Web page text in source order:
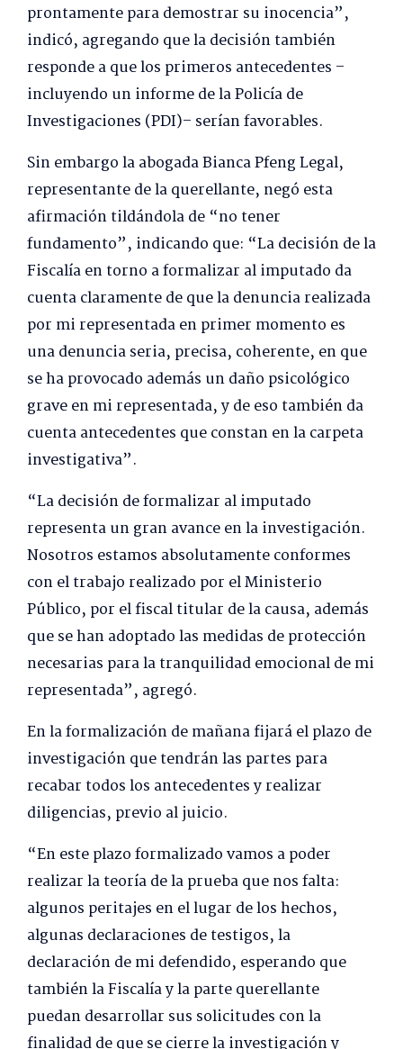
prontamente para demostrar su inocencia”,
indicó, agregando que la decisión también
responde a que los primeros antecedentes –
incluyendo un informe de la Policía de
Investigaciones (PDI)– serían favorables.
Sin embargo la abogada Bianca Pfeng Legal,
representante de la querellante, negó esta
afirmación tildándola de “no tener
fundamento”, indicando que: “La decisión de la
Fiscalía en torno a formalizar al imputado da
cuenta claramente de que la denuncia realizada
por mi representada en primer momento es
una denuncia seria, precisa, coherente, en que
se ha provocado además un daño psicológico
grave en mi representada, y de eso también da
cuenta antecedentes que constan en la carpeta
investigativa”.
“La decisión de formalizar al imputado
representa un gran avance en la investigación.
Nosotros estamos absolutamente conformes
con el trabajo realizado por el Ministerio
Público, por el fiscal titular de la causa, además
que se han adoptado las medidas de protección
necesarias para la tranquilidad emocional de mi
representada”, agregó.
En la formalización de mañana fijará el plazo de
investigación que tendrán las partes para
recabar todos los antecedentes y realizar
diligencias, previo al juicio.
“En este plazo formalizado vamos a poder
realizar la teoría de la prueba que nos falta:
algunos peritajes en el lugar de los hechos,
algunas declaraciones de testigos, la
declaración de mi defendido, esperando que
también la Fiscalía y la parte querellante
puedan desarrollar sus solicitudes con la
finalidad de que se cierre la investigación y